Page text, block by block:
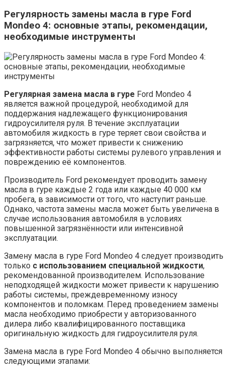
Регулярность замены масла в гуре Ford
Mondeo 4: основные этапы, рекомендации,
необходимые инструменты
Регулярная замена масла в гуре Ford Mondeo 4
является важной процедурой, необходимой для
поддержания надлежащего функционирования
гидроусилителя руля. В течение эксплуатации
автомобиля жидкость в гуре теряет свои свойства и
загрязняется, что может привести к снижению
эффективности работы системы рулевого управления и
повреждению её компонентов.
Производитель Ford рекомендует проводить замену
масла в гуре каждые 2 года или каждые 40 000 км
пробега, в зависимости от того, что наступит раньше.
Однако, частота замены масла может быть увеличена в
случае использования автомобиля в условиях
повышенной загрязнённости или интенсивной
эксплуатации.
Замену масла в гуре Ford Mondeo 4 следует производить
только с использованием специальной жидкости,
рекомендованной производителем. Использование
неподходящей жидкости может привести к нарушению
работы системы, преждевременному износу
компонентов и поломкам. Перед проведением замены
масла необходимо приобрести у авторизованного
дилера либо квалифицированного поставщика
оригинальную жидкость для гидроусилителя руля.
Замена масла в гуре Ford Mondeo 4 обычно выполняется
следующими этапами: